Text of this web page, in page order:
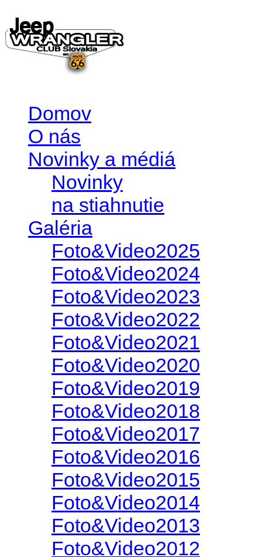
Domov
O nás
Novinky a médiá
Novinky
na stiahnutie
Galéria
Foto&Video2025
Foto&Video2024
Foto&Video2023
Foto&Video2022
Foto&Video2021
Foto&Video2020
Foto&Video2019
Foto&Video2018
Foto&Video2017
Foto&Video2016
Foto&Video2015
Foto&Video2014
Foto&Video2013
Foto&Video2012